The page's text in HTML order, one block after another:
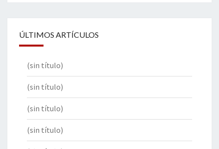
ÚLTIMOS ARTÍCULOS
(sin título)
(sin título)
(sin título)
(sin título)